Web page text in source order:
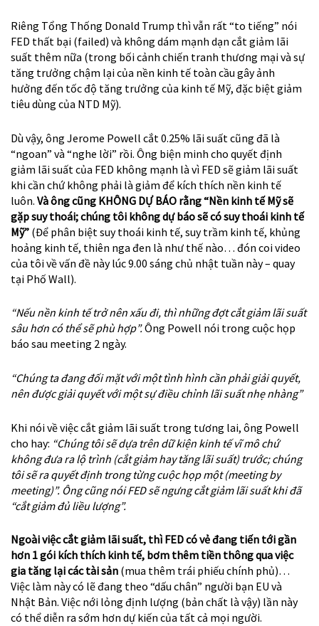
Riêng Tổng Thống Donald Trump thì vẫn rất “to tiếng” nói
FED thất bại (failed) và không dám mạnh dạn cắt giảm lãi
suất thêm nữa (trong bối cảnh chiến tranh thương mại và sự
tăng trưởng chậm lại của nền kinh tế toàn cầu gây ảnh
hưởng đến tốc độ tăng trưởng của kinh tế Mỹ, đặc biệt giảm
tiêu dùng của NTD Mỹ).
Dù vậy, ông Jerome Powell cắt 0.25% lãi suất cũng đã là
“ngoan” và “nghe lời” rồi. Ông biện minh cho quyết định
giảm lãi suất của FED không mạnh là vì FED sẽ giảm lãi suất
khi cần chứ không phải là giảm để kích thích nền kinh tế
luôn. Và ông cũng KHÔNG DỰ BÁO rằng “Nền kinh tế Mỹ sẽ
gặp suy thoái; chúng tôi không dự báo sẽ có suy thoái kinh tế
Mỹ” (Để phân biệt suy thoái kinh tế, suy trầm kinh tế, khủng
hoảng kinh tế, thiên nga đen là như thế nào… đón coi video
của tôi về vấn đề này lúc 9.00 sáng chủ nhật tuần này – quay
tại Phố Wall).
“Nếu nền kinh tế trở nên xấu đi, thì những đợt cắt giảm lãi suất
sâu hơn có thể sẽ phù hợp”.Ông Powell nói trong cuộc họp
báo sau meeting 2 ngày.
“Chúng ta đang đối mặt với một tình hình cần phải giải quyết,
nên được giải quyết với một sự điều chỉnh lãi suất nhẹ nhàng”
Khi nói về việc cắt giảm lãi suất trong tương lai, ông Powell
cho hay: “Chúng tôi sẽ dựa trên dữ kiện kinh tế vĩ mô chứ
không đưa ra lộ trình (cắt giảm hay tăng lãi suất) trước; chúng
tôi sẽ ra quyết định trong từng cuộc họp một (meeting by
meeting)”. Ông cũng nói FED sẽ ngưng cắt giảm lãi suất khi đã
“cắt giảm đủ liều lượng”.
Ngoài việc cắt giảm lãi suất, thì FED có vẻ đang tiến tới gần
hơn 1 gói kích thích kinh tế, bơm thêm tiền thông qua việc
gia tăng lại các tài sản (mua thêm trái phiếu chính phủ)…
Việc làm này có lẽ đang theo “dấu chân” người bạn EU và
Nhật Bản. Việc nới lỏng định lượng (bản chất là vậy) lần này
có thể diễn ra sớm hơn dự kiến của tất cả mọi người.